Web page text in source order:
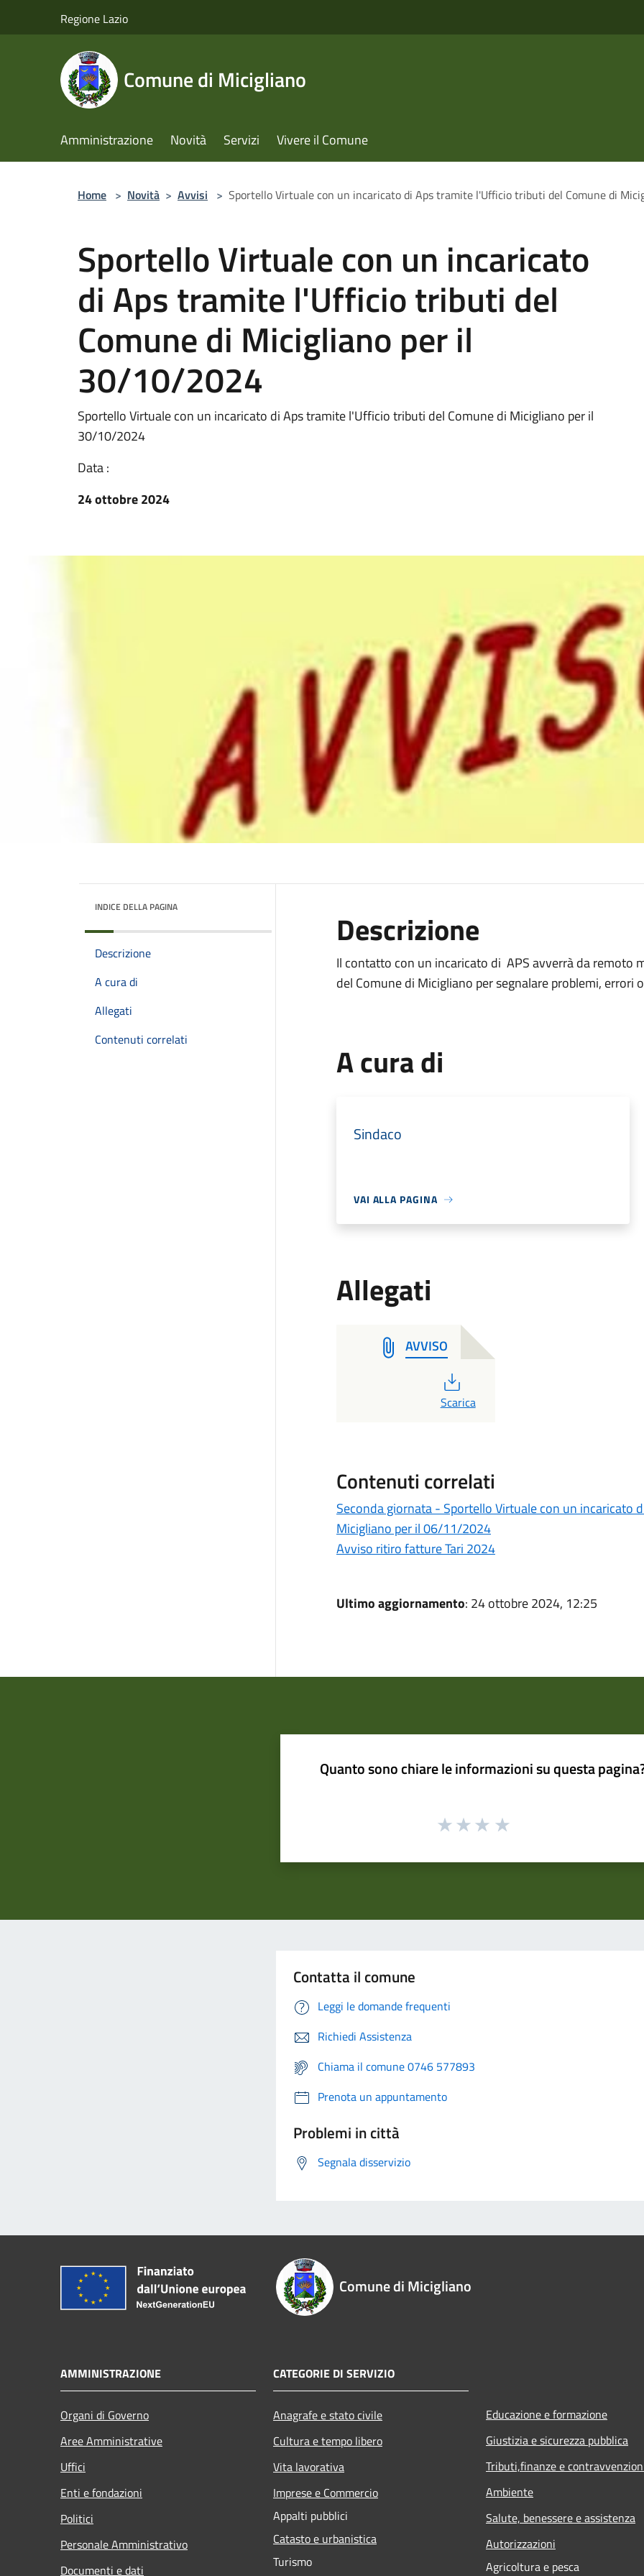
Regione Lazio
Comune di Micigliano
Amministrazione Novità Servizi Vivere il Comune
Home > Novità > Avvisi > Sportello Virtuale con un incaricato di Aps tramite l'Ufficio tributi del Comune di
Sportello Virtuale con un incaricato
di Aps tramite l'Ufficio tributi del
Comune di Micigliano per il
30/10/2024
Sportello Virtuale con un incaricato di Aps tramite l'Ufficio tributi del Comune di Micigliano per il
30/10/2024
Data :
24 ottobre 2024
INDICE DELLA PAGINA
Descrizione
A cura di
Allegati
Contenuti correlati
Descrizione
Il contatto con un incaricato di APS avverrà da
del Comune di Micigliano per segnalare problemi,
A cura di
Sindaco
VAI ALLA PAGINA
Allegati
AVVISO
PDF
Scarica
Contenuti correlati
Seconda giornata - Sportello Virtuale con un incaricato
Micigliano per il 06/11/2024
Avviso ritiro fatture Tari 2024
Ultimo aggiornamento: 24 ottobre 2024, 12:25
Quanto sono chiare le informazioni su questa
Contatta il comune
Leggi le domande frequenti
Richiedi Assistenza
Chiama il comune 0746 577893
Prenota un appuntamento
Problemi in città
Segnala disservizio
Comune di Micigliano
AMMINISTRAZIONE
Organi di Governo
Aree Amministrative
Uffici
Enti e fondazioni
Politici
Personale Amministrativo
Documenti e dati
CATEGORIE DI SERVIZIO
Anagrafe e stato civile
Cultura e tempo libero
Vita lavorativa
Imprese e Commercio
Appalti pubblici
Catasto e urbanistica
Turismo
Educazione e formazione
Giustizia e sicurezza pubblica
Tributi,finanze e
Ambiente
Salute, benessere e assistenza
Autorizzazioni
Agricoltura e pesca